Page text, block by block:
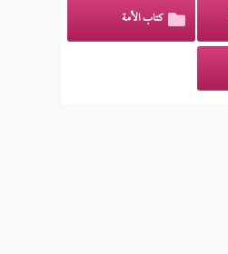
كتاب الأمة